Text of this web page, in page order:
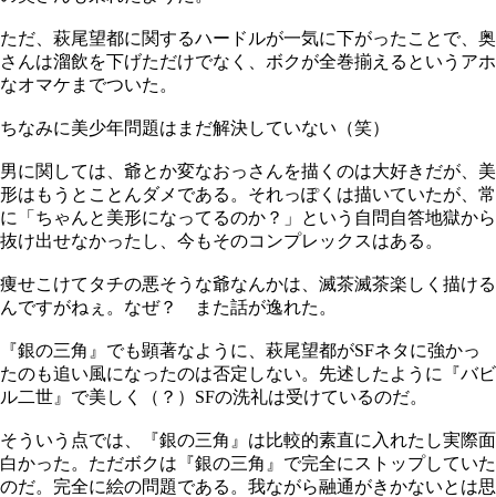
ただ、萩尾望都に関するハードルが一気に下がったことで、奥
さんは溜飲を下げただけでなく、ボクが全巻揃えるというアホ
なオマケまでついた。
ちなみに美少年問題はまだ解決していない（笑）
男に関しては、爺とか変なおっさんを描くのは大好きだが、美
形はもうとことんダメである。それっぽくは描いていたが、常
に「ちゃんと美形になってるのか？」という自問自答地獄から
抜け出せなかったし、今もそのコンプレックスはある。
痩せこけてタチの悪そうな爺なんかは、滅茶滅茶楽しく描ける
んですがねぇ。なぜ？ また話が逸れた。
『銀の三角』でも顕著なように、萩尾望都がSFネタに強かっ
たのも追い風になったのは否定しない。先述したように『バビ
ル二世』で美しく（？）SFの洗礼は受けているのだ。
そういう点では、『銀の三角』は比較的素直に入れたし実際面
白かった。ただボクは『銀の三角』で完全にストップしていた
のだ。完全に絵の問題である。我ながら融通がきかないとは思